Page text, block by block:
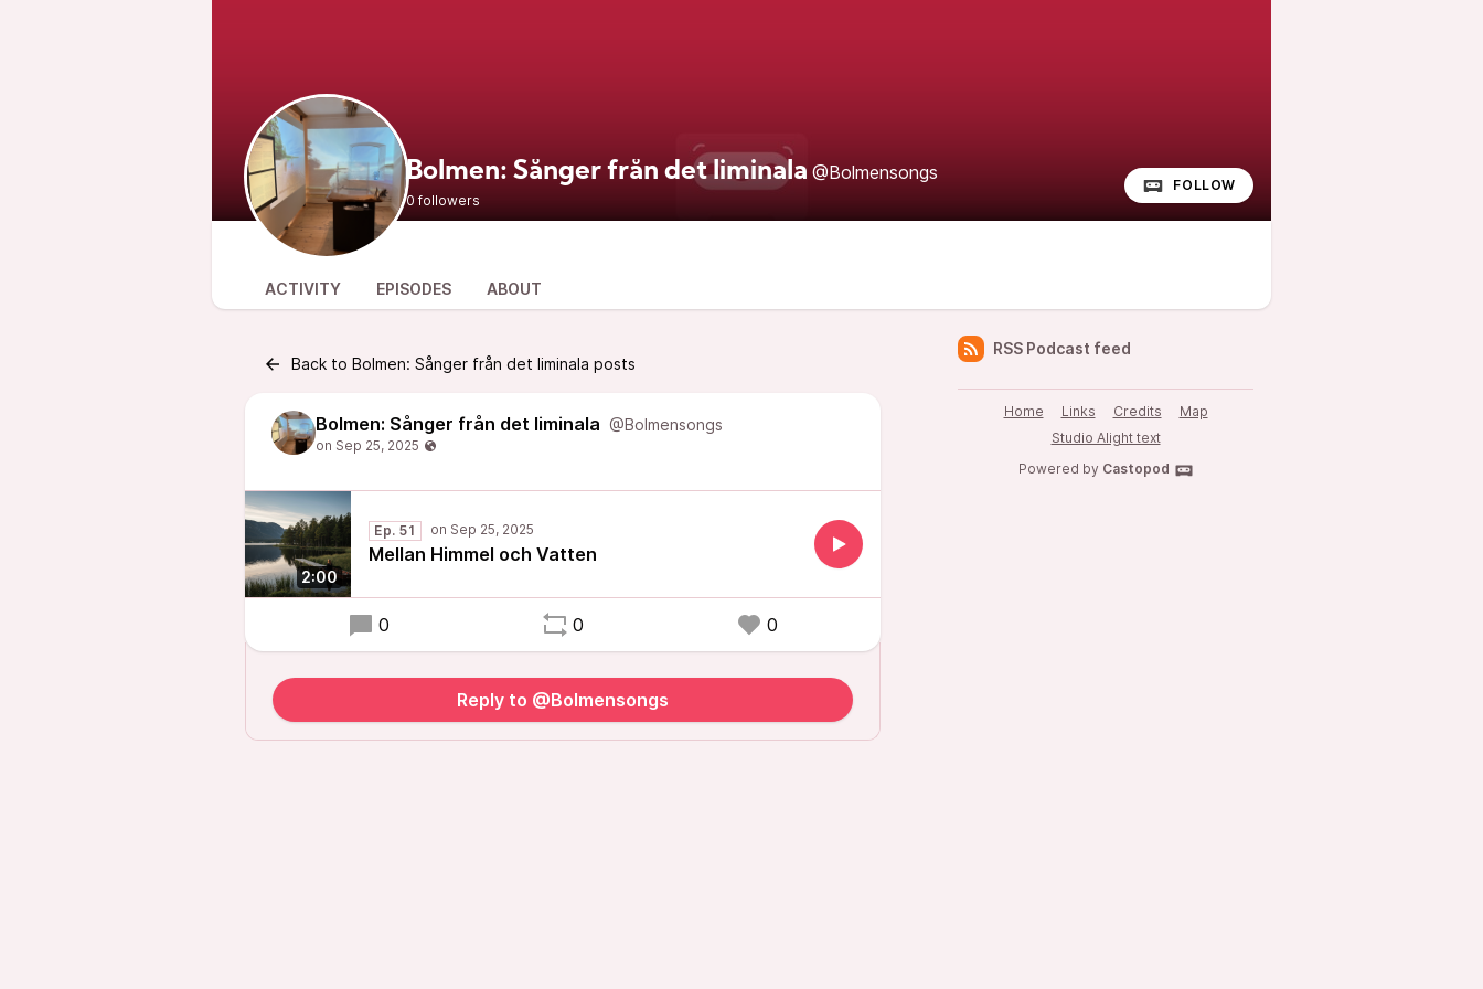
Bolmen: Sånger från det liminala @Bolmensongs
0 followers
FOLLOW
ACTIVITY EPISODES ABOUT
Back to Bolmen: Sånger från det liminala posts
Bolmen: Sånger från det liminala @Bolmensongs
2:00
Ep. 51
Mellan Himmel och Vatten
0 0 0
Reply to @Bolmensongs
RSS Podcast feed
Home Links Credits
Map
Studio Alight text
Powered by Castopod